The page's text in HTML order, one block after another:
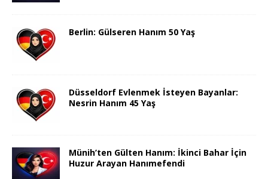
Berlin: Gülseren Hanım 50 Yaş
Düsseldorf Evlenmek İsteyen Bayanlar:
Nesrin Hanım 45 Yaş
Münih’ten Gülten Hanım: İkinci Bahar İçin
Huzur Arayan Hanımefendi